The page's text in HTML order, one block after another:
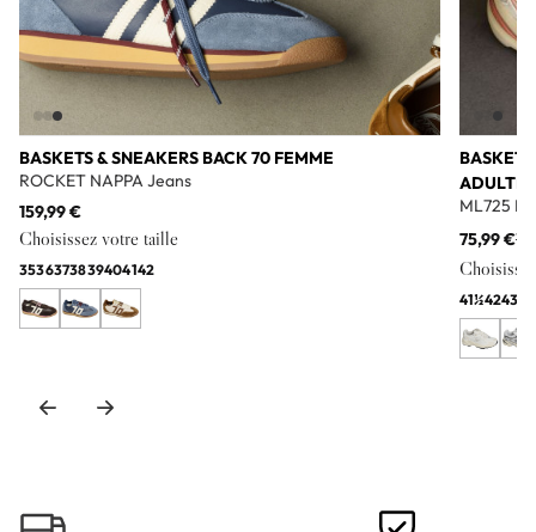
BASKETS & SNEAKERS BACK 70 FEMME
ROCKET NAPPA Jeans
159,99 €
Choisissez votre taille
3536373839404142
ADULTE
ML725
75,99 €
41½4243